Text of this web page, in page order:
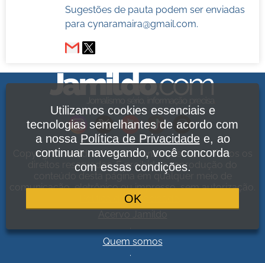
Sugestões de pauta podem ser enviadas
para cynaramaira@gmail.com.
Copyright Jamildo Melo Comunicações Ltda. Todos os
direitos reservados. É proibida a reprodução do
conteúdo desta página em qualquer meio de
comunicação, eletrônico ou impresso, sem autorização.
Política de Privacidade
Quem somos
.
Utilizamos cookies essenciais e
tecnologias semelhantes de acordo com
a nossa Política de Privacidadee, ao
continuar navegando, você concorda
com essas condições.
OK